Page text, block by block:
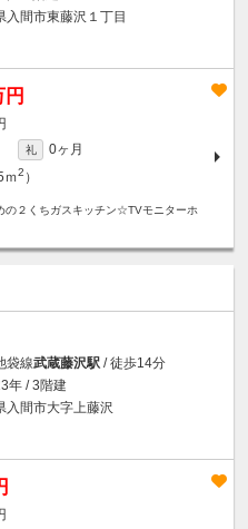
入間市東藤沢１丁目
礼
0ヶ月
ｍ2 ）
２くちガスキッチン☆TVモニターホ
袋線武蔵藤沢駅 / 徒歩14分
年 / 3階建
入間市大字上藤沢